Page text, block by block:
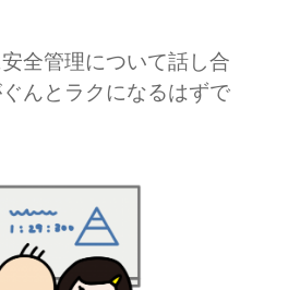
全管理について話し合
んとラクになるはずで